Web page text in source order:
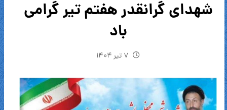
شهدای گرانقدر هفتم تیر گرامی
باد
۷ تیر ۱۴۰۴